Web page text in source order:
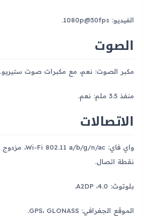
الفيديو: 1080p@30fps.
الصوت
مكبر الصوت: نعم، مع مكبرات صوت ستيريو.
منفذ 3.5 ملم: نعم.
الاتصالات
نقطة اتصال.
بلوتوث: 4.0، A2DP.
الموقع الجغرافي: GPS، GLONASS.